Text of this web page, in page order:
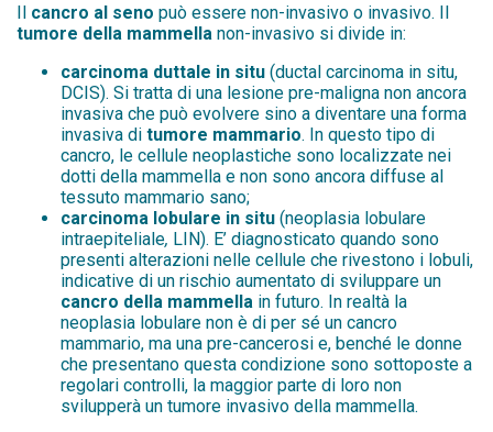
Il cancro al seno può essere non-invasivo o invasivo. Il
tumore della mammella non-invasivo si divide in:
carcinoma duttale in situ (ductal carcinoma in situ,
DCIS). Si tratta di una lesione pre-maligna non ancora
invasiva che può evolvere sino a diventare una forma
invasiva di tumore mammario. In questo tipo di
cancro, le cellule neoplastiche sono localizzate nei
dotti della mammella e non sono ancora diffuse al
tessuto mammario sano;
carcinoma lobulare in situ (neoplasia lobulare
intraepiteliale, LIN). E’ diagnosticato quando sono
presenti alterazioni nelle cellule che rivestono i lobuli,
indicative di un rischio aumentato di sviluppare un
cancro della mammella in futuro. In realtà la
neoplasia lobulare non è di per sé un cancro
mammario, ma una pre-cancerosi e, benché le donne
che presentano questa condizione sono sottoposte a
regolari controlli, la maggior parte di loro non
svilupperà un tumore invasivo della mammella.